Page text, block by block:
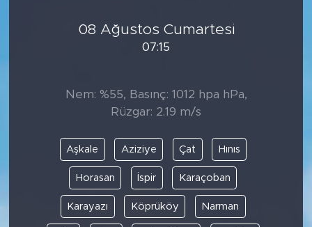
08 Ağustos Cumartesi
07:15
Nem: %55, Basınç: 1012 hpa hPa,
Rüzgar: 2.19 m/s
Aşkale Aziziye Çat Hınıs
Horasan İspir Karaçoban
Karayazı Köprüköy Narman
Sektör